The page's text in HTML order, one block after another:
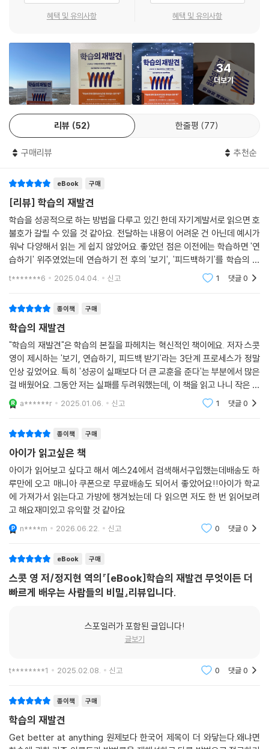
마지막으로 적절한 피드백을 통해(feedback) 부족하거나 잘못된 부분
배운다. 흔히 레오나르도 다빈치나 미켈란젤로와 같은 천재들이 혼자 고뇌
하며 훌륭한 예술작품을 탄생시켰다고 생각하지만, 그들은 견습 노동자처
럼 스승을 따라 하고 걸작을 모방하면서 배웠다. 창의성과는 거리가 멀어
보이는 이런 시스템이 수많은 거장을 배출했다는 사실은 창의성을 기르는
학습법에 대해 우리에게 새로운 관점을 던진다.
또 “실패는 성공의 어머니”라는 통념이 널리 퍼져 있지만, 저자는 실패보
으로 줄여주고, 동기부여에도 큰 도움이 된다. 특히 간단한 문제에서 자주
훌륭한 교사는 아니며 때로는 최악의 교사가 될 수도 있다는 사실도 흥미
롭다. 무언가를 가르친다는 것은 그저 그것에 능숙해서 되는 일이 아니기
때문이다. 자신이 아는 기술을 분해하고, 교육학을 알고, 기술을 분해하는
방법을 배워야만 가능하다.
그 밖에도 재즈 연주자들처럼 즉흥적이고 가변적인 기술을 습득하는 요령,
학습이 효율적으로 이루어지는 최적의 난이도를 찾는 방법, 한꺼번에 몰아
도달하기 위해 기존에 터득한 기술을 무너뜨리고 재건하는 법 등 다양한
지식과 기술의 유형별로 알맞은 학습법을 제시한다.
이론을 뒷받침하는 다양한 사례와 연구도 흥미롭다. 정상의 위치에서 자신
의 스윙을 몇 차례나 바꾼 타이거 우즈의 결단, 테트리스 게임이 출시된 지
20년이 지나서야 게임 기술이 크게 발전한 이유, 르네상스 거장 화가들의
훈련 비결, 재즈 음악가들이 즉흥연주를 익히는 요령 등 뛰어난 학습자들
에 가장 중요한 개념과 실용적인 요점들을 종합했다.
‘배움’ 자체를 마스터한 사람들의 비밀!
무엇을 배우거나 연습하든, 학습이 어떻게 이루어지는지를 이해한다면 그
모든 과정을 훨씬 더 빠르고 효율적으로 할 수 있다. 우리가 ‘배움’ 자체를
배워야 하는 이유다. 시험을 준비하거나, 직장에서 새로운 기술을 습득하
거나, 취미나 관심 분야에 대해 더 잘하고 싶은 사람이라면 누구나 참고할
학습자에게는 일상생활에서 더 뛰어나지기 위해 필요한 전략과 기술을 알
려준다. 만약 당신이 교사나 코치, 학부모 또는 조직 내 구성원의 학습을 도
모하는 사람이라면 어떻게 학습자를 이끌어야 하는지 통찰을 얻을 수 있
혜택 및 유의사항 혜택 및 유의사항
3
34
더보기
리뷰 52 한줄평 77
구매리뷰 추천순
eBook 구매
[리뷰] 학습의 재발견
학습을 성공적으로 하는 방법을 다루고 있긴 한데 자기계발서로 읽으면 호
불호가 갈릴 수 있을 것 같아요. 전달하는 내용이 어려운 건 아닌데 예시가
워낙 다양해서 읽는 게 쉽지 않았어요. 좋았던 점은 이전에는 학습하면 '연
습하기' 위주였었는데 연습하기 전 후의 '보기', '피드백하기'를 학습의 일
부로 생각하여 계획을 세울 수 있을 것 같아 기대됩니다.
t*******6 2025.04.04. 신고 1 댓글0
종이책 구매
학습의 재발견
"학습의 재발견"은 학습의 본질을 파헤치는 혁신적인 책이에요. 저자 스콧
영이 제시하는 '보기, 연습하기, 피드백 받기'라는 3단계 프로세스가 정말
인상 깊었어요. 특히 '성공이 실패보다 더 큰 교훈을 준다'는 부분에서 많은
걸 배웠어요. 그동안 저는 실패를 두려워했는데, 이 책을 읽고 나니 작은 성
공들을 쌓아가는 게 얼마나 중요한지 깨달았죠.또 '최적의 난이도 찾기'와
'플래시
a******r 2025.01.06. 신고 1 댓글0
종이책 구매
아이가 읽고싶은 책
아이가 읽어보고 싶다고 해서 예스24에서 검색해서구입했는데배송도 하
루만에 오고 매니아 쿠폰으로 무료배송도 되어서 좋았어요!!아이가 학교
에 가져가서 읽는다고 가방에 챙겨놨는데 다 읽으면 저도 한 번 읽어보려
고 해요재미있고 유익할 것 같아요
n****m 2026.06.22. 신고 0 댓글0
eBook 구매
스콧 영 저/정지현 역의『[eBook]학습의 재발견 무엇이든 더
빠르게 배우는 사람들의 비밀』리뷰입니다.
스포일러가 포함된 글입니다!
글보기
t********1 2025.02.08. 신고 0 댓글0
종이책 구매
학습의 재발견
Get better at anything 원제보다 한국어 제목이 더 와닿는다.왜냐면